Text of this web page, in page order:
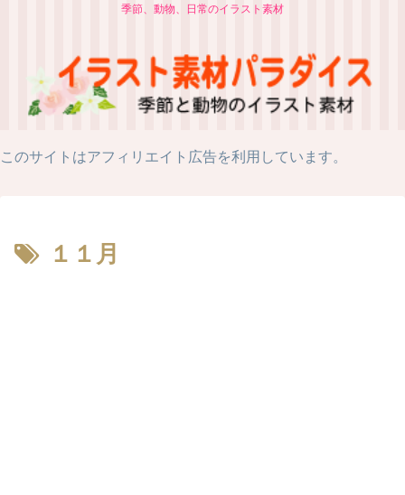
季節、動物、日常のイラスト素材
このサイトはアフィリエイト広告を利用しています。
１１月